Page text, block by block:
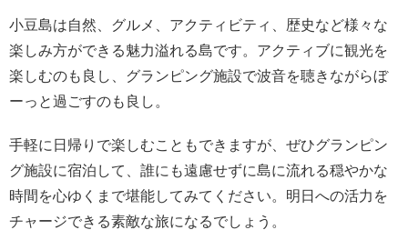
小豆島は自然、グルメ、アクティビティ、歴史など様々な
楽しみ方ができる魅力溢れる島です。アクティブに観光を
楽しむのも良し、グランピング施設で波音を聴きながらぼ
ーっと過ごすのも良し。
手軽に日帰りで楽しむこともできますが、ぜひグランピン
グ施設に宿泊して、誰にも遠慮せずに島に流れる穏やかな
時間を心ゆくまで堪能してみてください。明日への活力を
チャージできる素敵な旅になるでしょう。